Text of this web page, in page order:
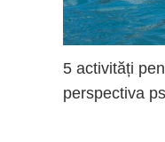
5 activități
perspectiva